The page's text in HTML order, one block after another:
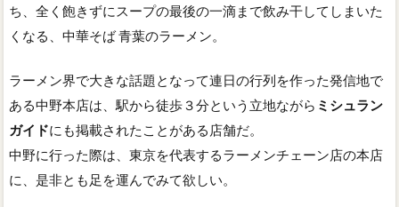
ち、全く飽きずにスープの最後の一滴まで飲み干してしまいた
くなる、中華そば 青葉のラーメン。
ラーメン界で大きな話題となって連日の行列を作った発信地で
ある中野本店は、駅から徒歩３分という立地ながら ミシュラン
ガイドにも掲載されたことがある店舗だ。
中野に行った際は、東京を代表するラーメンチェーン店の本店
に、是非とも足を運んでみて欲しい。